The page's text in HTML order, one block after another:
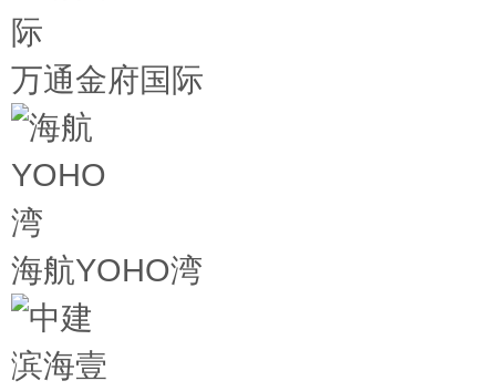
万通金府国际
海航YOHO湾